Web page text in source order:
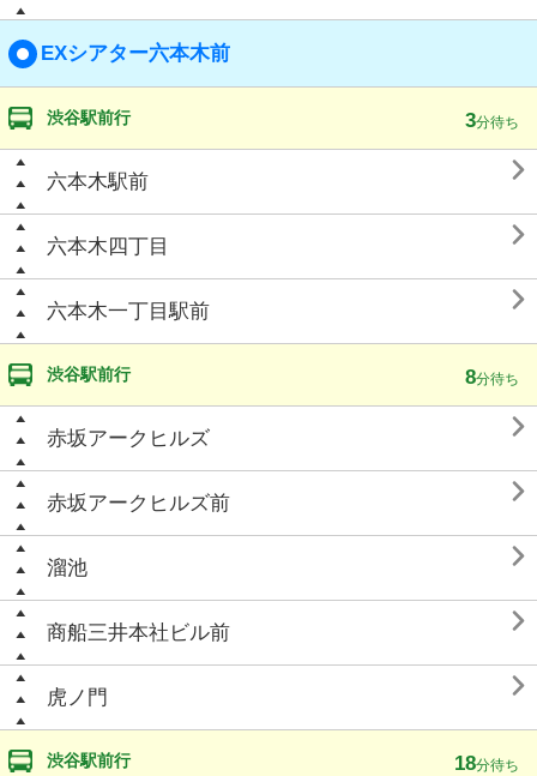
EXシアター六本木前
渋谷駅前行 3分待ち
六本木駅前 
六本木四丁目 
六本木一丁目駅前 
渋谷駅前行 8分待ち
赤坂アークヒルズ 
赤坂アークヒルズ前 
溜池 
商船三井本社ビル前 
虎ノ門 
渋谷駅前行 18分待ち